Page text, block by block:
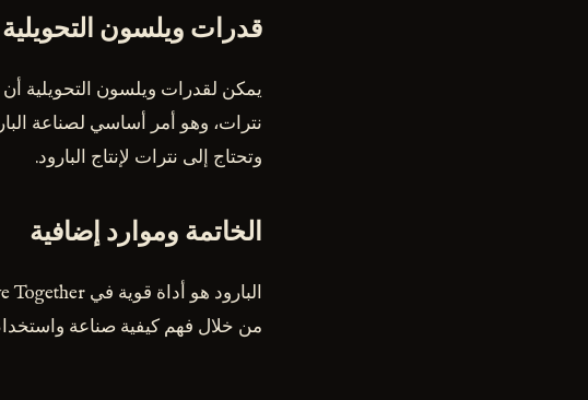
قدرات ويلسون التحويلية
يمكن لقدرات ويلسون التحويلية
نترات، وهو أمر أساسي لصناعة
وتحتاج إلى نترات لإنتاج البارود.
الخاتمة وموارد إضافية
من خلال فهم كيفية صناعة